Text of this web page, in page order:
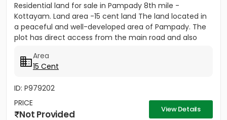
Residential land for sale in Pampady 8th mile -
Kottayam. Land area -15 cent land The land located in
a peaceful and well-developed area of Pampady. The
plot has direct access from the main road and also
Area
15 Cent
ID: P979202
PRICE
Not Provided View Details